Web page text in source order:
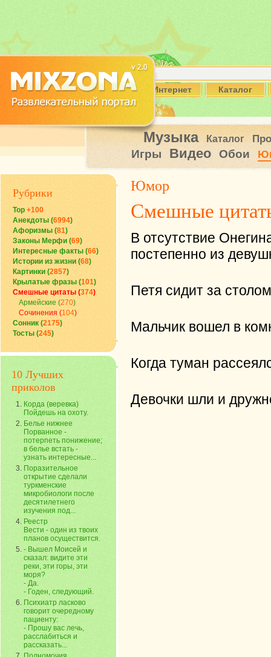
Интернет Каталог
Музыка Каталог
Игры Видео Обои
Рубрики
Top +100
Анекдоты (6994)
Афоризмы (81)
Законы Мерфи (69)
Интересные факты (66)
Истории из жизни (68)
Картинки (2857)
Крылатые фразы (101)
Смешные цитаты (374)
Армейские (270)
Сочинения (104)
Сонник (2175)
Тосты (245)
10 Лучших
приколов
Корда (веревка)
Пойдешь на охоту.
Белье нижнее
Порванное -
потерпеть понижение;
в белье встать -
узнать интересные...
Поразительное
открытие сделали
туркменские
микробиологи после
десятилетнего
изучения под...
Реестр
Вести - один из твоих
планов осуществится.
- Вышел Моисей и
сказал: видите эти
реки, эти горы, эти
моря?
- Да.
- Годен, следующий.
Психиатр ласково
говорит очередному
пациенту:
- Прошу вас лечь,
расслабиться и
рассказать...
Юмор
Смешные
В отсутствие
постепенно из
Петя сидит за
Мальчик вошел в
Когда туман
Девочки шли и